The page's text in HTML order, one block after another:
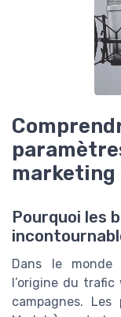
Pourquoi les
Dans le monde
l’origine du
campagnes. Les